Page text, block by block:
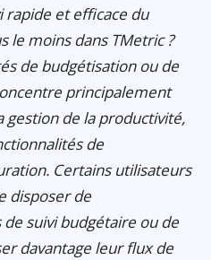
et efficace du
le moins dans TMetric ?
de budgétisation ou de
principalement
gestion de la productivité,
de
Certains utilisateurs
disposer de
suivi budgétaire ou de
davantage leur flux de